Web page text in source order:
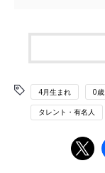
4月生まれ 0歳
タレント・有名人